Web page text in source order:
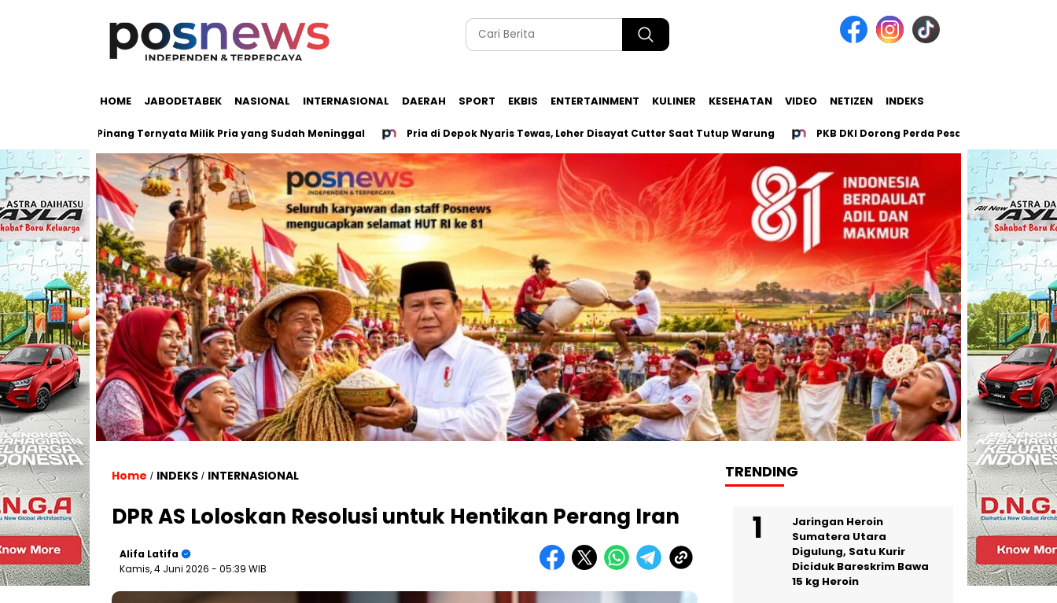
HOME JABODETABEK NASIONAL INTERNASIONAL DAERAH SPORT EKBIS ENTERTAINMENT KULINER KESEHATAN VIDEO NETIZEN INDEKS
Pinang Ternyata Milik Pria yang Sudah Meninggal Pria di Depok Nyaris Tewas, Leher Disayat Cutter Saat Tutup Warung PKB DKI Dorong Perda Pesantren untuk 107 Pesantren
Home / INDEKS / INTERNASIONAL
DPR AS Loloskan Resolusi untuk Hentikan Perang Iran
Alifa Latifa
Kamis, 4 Juni 2026 - 05:39 WIB
TRENDING
Jaringan Heroin
Sumatera Utara
Digulung, Satu Kurir
Diciduk Bareskrim Bawa
15 kg Heroin